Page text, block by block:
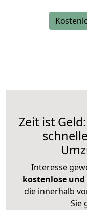
Zeit ist
Interesse
kostenlose
die innerhalb
Sie